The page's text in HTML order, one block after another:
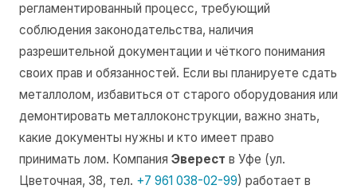
регламентированный процесс, требующий
соблюдения законодательства, наличия
разрешительной документации и чёткого понимания
своих прав и обязанностей. Если вы планируете сдать
металлолом, избавиться от старого оборудования или
демонтировать металлоконструкции, важно знать,
какие документы нужны и кто имеет право
принимать лом. Компания Эверест в Уфе (ул.
Цветочная, 38, тел. +7 961 038-02-99) работает в